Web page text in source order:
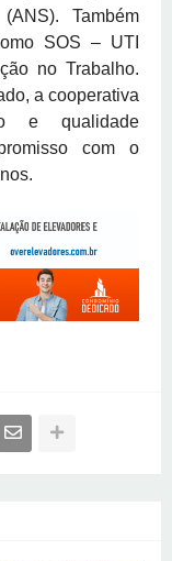
Também
SOS – UTI
no Trabalho.
a cooperativa
e qualidade
com o